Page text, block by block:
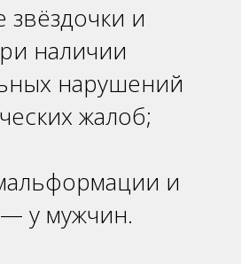
звёздочки и
наличии
нарушений
жалоб;
и
у мужчин.